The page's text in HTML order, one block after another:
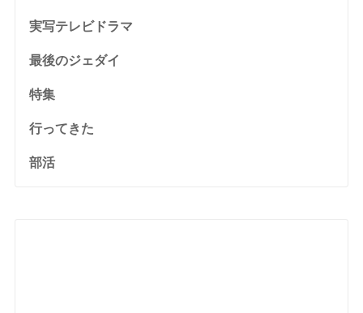
実写テレビドラマ
最後のジェダイ
特集
行ってきた
部活